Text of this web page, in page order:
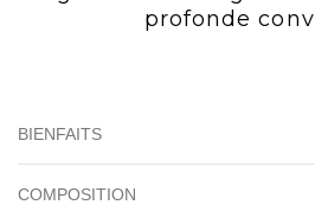
profonde
BIENFAITS
COMPOSITION